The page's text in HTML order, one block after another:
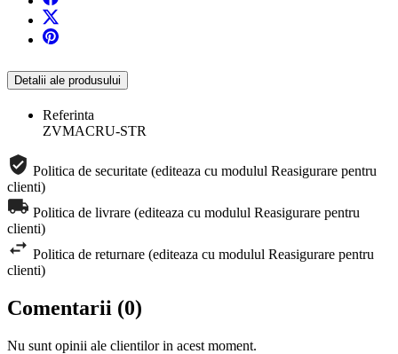
Detalii ale produsului
Referinta
ZVMACRU-STR
Politica de securitate (editeaza cu modulul Reasigurare pentru
clienti)
Politica de livrare (editeaza cu modulul Reasigurare pentru
clienti)
Politica de returnare (editeaza cu modulul Reasigurare pentru
clienti)
Comentarii (0)
Nu sunt opinii ale clientilor in acest moment.